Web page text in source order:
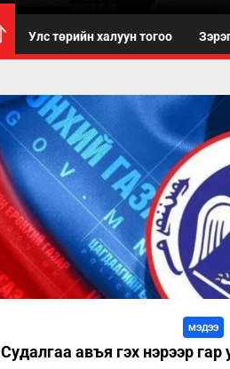
Улс төрийн халуун тогоо
МЭДЭЭ
Судалгаа авъя гэх нэрээр